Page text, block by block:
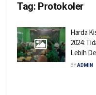
Tag: Protokoler
Harda
2024:
Lebih
BYADMIN